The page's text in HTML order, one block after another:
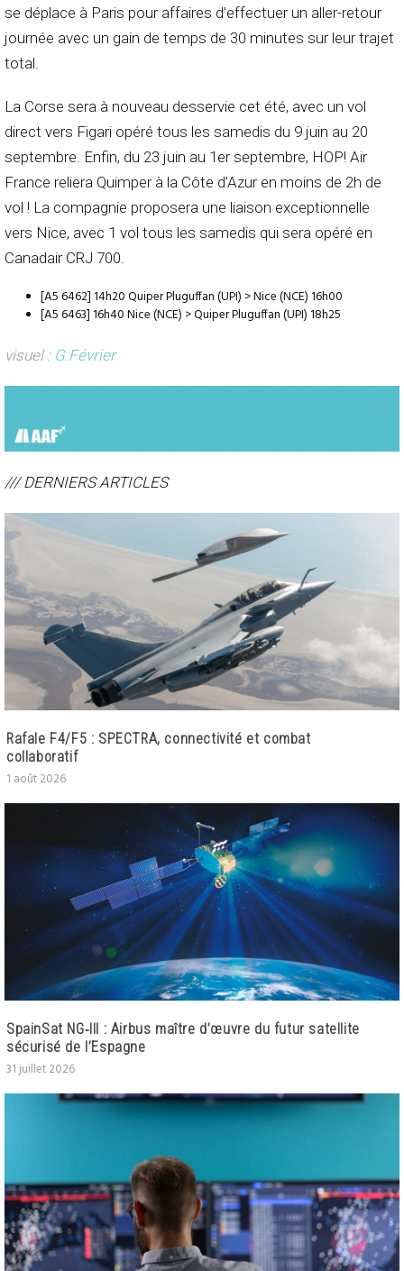
se déplace à Paris pour affaires d’effectuer un aller-retour
journée avec un gain de temps de 30 minutes sur leur trajet
total.
La Corse sera à nouveau desservie cet été, avec un vol
direct vers Figari opéré tous les samedis du 9 juin au 20
septembre. Enfin, du 23 juin au 1er septembre, HOP! Air
France reliera Quimper à la Côte d’Azur en moins de 2h de
vol ! La compagnie proposera une liaison exceptionnelle
vers Nice, avec 1 vol tous les samedis qui sera opéré en
Canadair CRJ 700.
[A5 6462] 14h20 Quiper Pluguffan (UPI) > Nice (NCE) 16h00
[A5 6463] 16h40 Nice (NCE) > Quiper Pluguffan (UPI) 18h25
visuel : G.Février
/// DERNIERS ARTICLES
Rafale F4/F5 : SPECTRA, connectivité et combat
collaboratif
1 août 2026
SpainSat NG‑III : Airbus maître d’œuvre du futur satellite
sécurisé de l’Espagne
31 juillet 2026